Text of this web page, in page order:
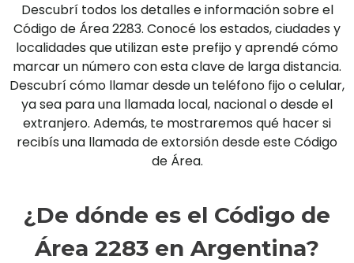
Descubrí todos los detalles e información sobre el
Código de Área 2283. Conocé los estados, ciudades y
localidades que utilizan este prefijo y aprendé cómo
marcar un número con esta clave de larga distancia.
Descubrí cómo llamar desde un teléfono fijo o celular,
ya sea para una llamada local, nacional o desde el
extranjero. Además, te mostraremos qué hacer si
recibís una llamada de extorsión desde este Código
de Área.
¿De dónde es el Código de
Área 2283 en Argentina?